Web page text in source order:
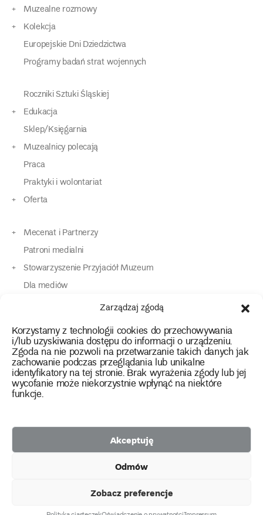
Zarządzaj zgodą
Korzystamy z technologii cookies do przechowywania
i/lub uzyskiwania dostępu do informacji o urządzeniu.
Zgoda na nie pozwoli na przetwarzanie takich danych jak
zachowanie podczas przeglądania lub unikalne
identyfikatory na tej stronie. Brak wyrażenia zgody lub jej
wycofanie może niekorzystnie wpłynąć na niektóre
funkcje.
Akceptuję
Odmów
Zobacz preferencje
Muzealne rozmowy
Kolekcja
Europejskie Dni Dziedzictwa
Programy badań strat wojennych
Roczniki Sztuki Śląskiej
Edukacja
Sklep/Księgarnia
Muzealnicy polecają
Praca
Praktyki i wolontariat
Oferta
Mecenat i Partnerzy
Patroni medialni
Stowarzyszenie Przyjaciół Muzeum
Dla mediów
Dla osób o specjalnych potrzebach
Kontakt
instagram
twitterfacebookyoutube
tiktok
2026 Copyright by Muzeum Narodowe we Wrocławiu
Polityka prywatności
Etnograficznego
Facebook
Racławickiej
facebook
Przyjaciół